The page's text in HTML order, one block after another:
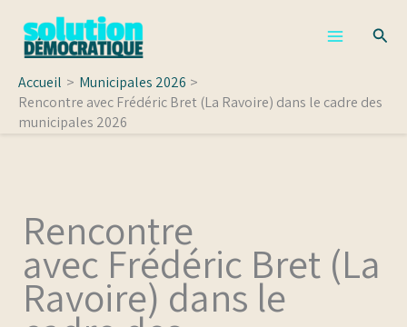
contenu
Accueil
Municipales 2026
Rencontre avec Frédéric Bret (La Ravoire) dans le cadre des
municipales 2026
Rencontre
avec Frédéric Bret (La
Ravoire) dans le